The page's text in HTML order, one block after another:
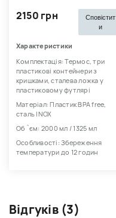
2150 грн
Сповістит
и
Характеристики
Комплектація: Термос, три
пластикові контейнери з
кришками, сталева ложка у
пластиковому футлярі
Матеріал: Пластик BPA free,
сталь INOX
Об `єм: 2000 мл / 1325 мл
Особливості: Збереження
температури до 12 годин
Відгуків (3)